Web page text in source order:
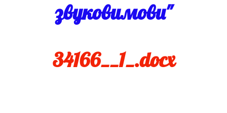
звуковимови"
34166__1_.docx